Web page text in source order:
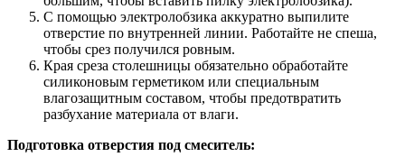
С помощью электролобзика аккуратно выпилите
отверстие по внутренней линии. Работайте не спеша,
чтобы срез получился ровным.
Края среза столешницы обязательно обработайте
силиконовым герметиком или специальным
влагозащитным составом, чтобы предотвратить
разбухание материала от влаги.
Подготовка отверстия под смеситель: